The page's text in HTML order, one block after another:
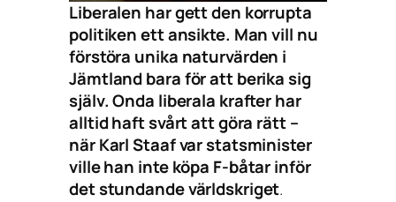
Liberalen har gett den korrupta
politiken ett ansikte. Man vill nu
förstöra unika naturvärden i
Jämtland bara för att berika sig
själv. Onda liberala krafter har
alltid haft svårt att göra rätt –
när Karl Staaf var statsminister
ville han inte köpa F-båtar inför
det stundande världskriget.